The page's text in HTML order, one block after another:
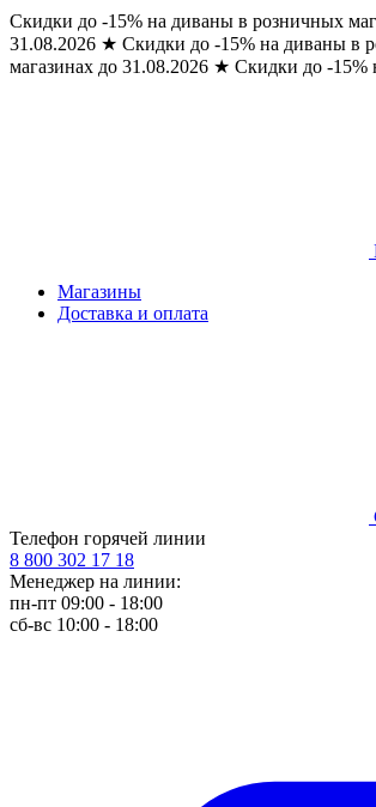
Скидки до -15% на диваны в розничных
31.08.2026 ★ Скидки до -15% на диваны в
магазинах до 31.08.2026 ★ Скидки до -15%
Магазины
Доставка и оплата
Телефон горячей линии
8 800 302 17 18
Менеджер на линии:
пн-пт 09:00 - 18:00
сб-вс 10:00 - 18:00